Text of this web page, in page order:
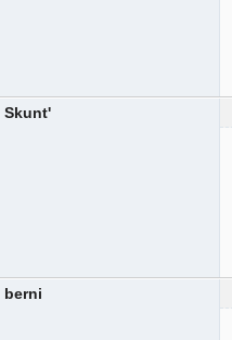
Skunt'
berni